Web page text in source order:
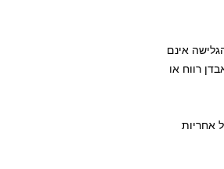
אינם
רווח או
אחריות